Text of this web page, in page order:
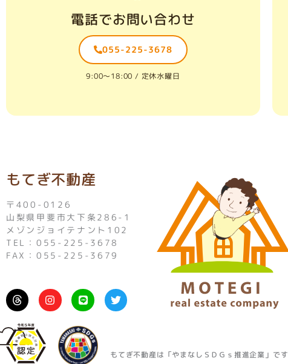
電話でお問い合わせ
055-225-3678
9:00〜18:00 / 定休水曜日
もてぎ不動産
〒400-0126
山梨県甲斐市大下条286-1
メゾンジョイテナント102
TEL：055-225-3678
FAX：055-225-3679
I
n
s
L
i
n
e
T
w
i
r
もてぎ不動産は「やまなしＳＤＧｓ推進企業」です